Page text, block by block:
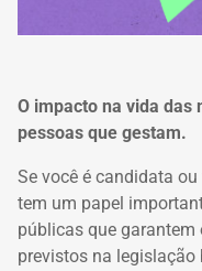
O impacto na vida das
pessoas que gestam.
Se você é candidata
tem um papel
públicas que
previstos na legislação